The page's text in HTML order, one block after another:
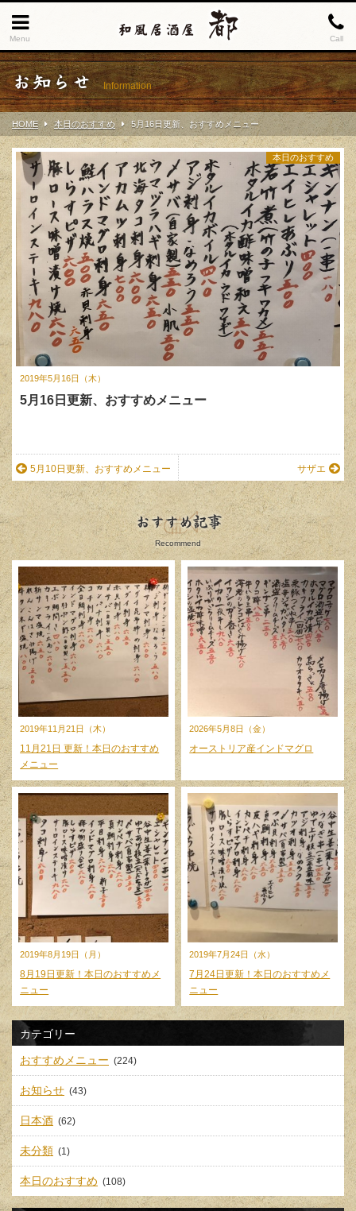
Menu Call
お知らせ Information
HOME 本日のおすすめ 5月16日更新、おすすめメニュー
2019年5月16日（木）
本日のおすすめ
5月16日更新、おすすめメニュー
5月10日更新、おすすめメニュー サザエ
おすすめ記事
Recommend
2019年11月21日（木）
11月21日 更新！本日のおすすめ
メニュー
2026年5月8日（金）
オーストリア産インドマグロ
2019年8月19日（月）
8月19日更新！本日のおすすめメ
ニュー
2019年7月24日（水）
7月24日更新！本日のおすすめメ
ニュー
カテゴリー
おすすめメニュー (224)
お知らせ (43)
日本酒 (62)
未分類 (1)
本日のおすすめ (108)